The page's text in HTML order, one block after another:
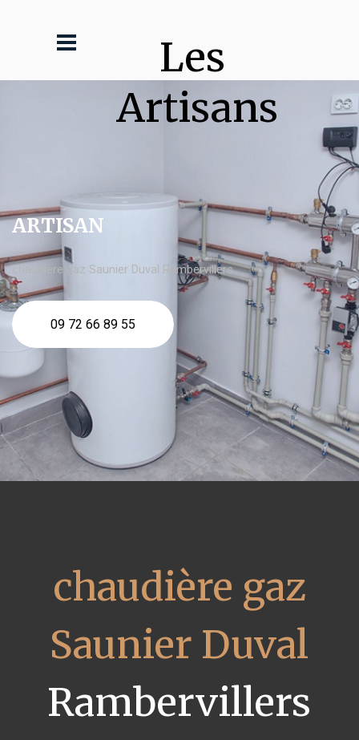
Les
Artisans
ARTISAN
chaudière gaz Saunier Duval Rambervillers
09 72 66 89 55
chaudière gaz
Saunier Duval
Rambervillers